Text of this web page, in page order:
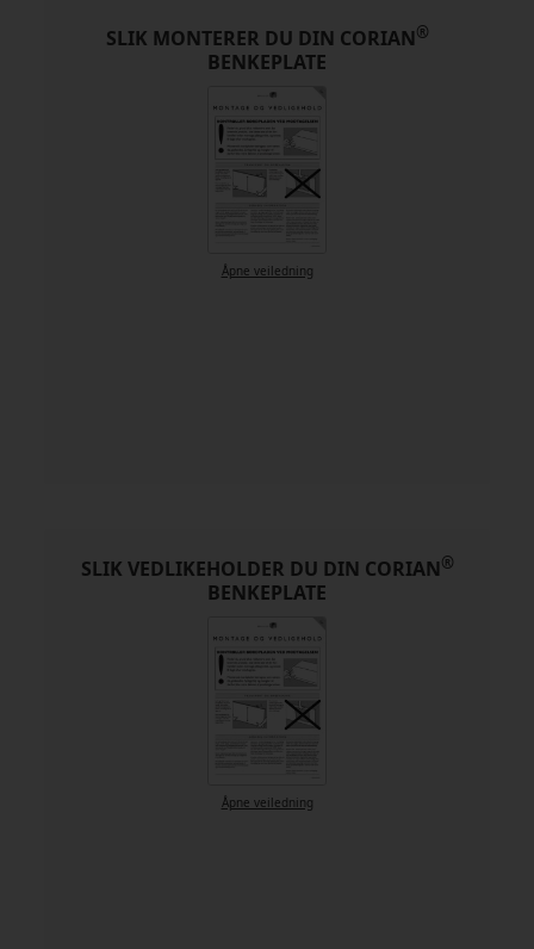
SLIK MONTERER DU DIN CORIAN®
BENKEPLATE
Åpne veiledning
SLIK VEDLIKEHOLDER DU DIN CORIAN®
BENKEPLATE
Åpne veiledning